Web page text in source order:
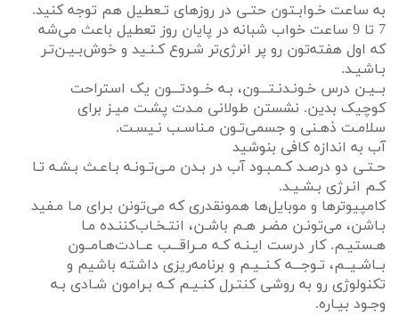
به ساعت خـوابـتون حتـی در روز‌های تـعطیل هم توجه کنید.
7 تا 9 ساعت خواب شبانه در پایان روز تعطیل باعث می‌شه
که اول هفته‌تون رو پر انرژی‌تر شـروع کـنـید و خوش‌بـیـن‌تـر
بـاشیـد.
بــیـن درس خـونـدنـتـــون، بـه خــودتـــون یک استراحت
کوچیک بدین. نشستن طولانی مـدت پشـت میـز برای
سلامـت ذهـنی و جسمی‌تـون مـناسـب نـیسـت.
آب به اندازه کافی بنوشید
حـتـی دو درصـد کـمـبـود آب در بـدن مـی‌تـونـه بـاعـث بـشـه تـا
کـم انـرژی بـشـیـد.
کامپیوترها و موبایل‌ها همونقدری که می‌تونن بـرای مـا مـفید
بـاشن، می‌تونـن مضـر هـم باشـن، انتـخـاب‌کننـده مـا
هـستیـم. کار درست ایـنـه کـه مــراقـــب عــادت‌هـامــون
بــاشـیــم، تـوجـــه کـنــیـم و برنامه‌ریزی داشته باشیم و
تکنولوژی رو به روشی کنتـرل کنـیـم کـه بـرامون شـادی بـه
وجـود بیـاره.